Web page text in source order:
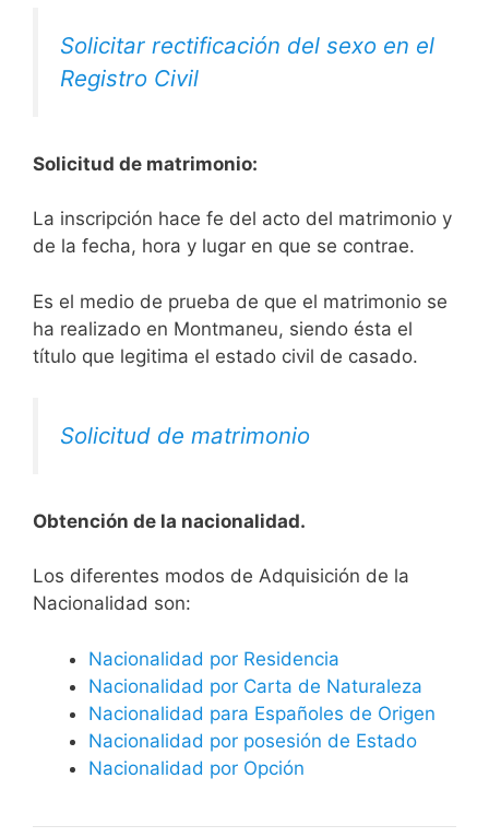
Solicitar rectificación del sexo en el
Registro Civil
Solicitud de matrimonio:
La inscripción hace fe del acto del matrimonio y
de la fecha, hora y lugar en que se contrae.
Es el medio de prueba de que el matrimonio se
ha realizado en Montmaneu, siendo ésta el
título que legitima el estado civil de casado.
Solicitud de matrimonio
Obtención de la nacionalidad.
​​​Los diferentes modos de Adquisición de la
Nacionalidad son:
Nacionalidad por Residencia
Nacionalidad por Carta de Naturaleza
Nacionalidad para Españoles de Origen
Nacionalidad por posesión de Estado
Nacionalidad por Opción